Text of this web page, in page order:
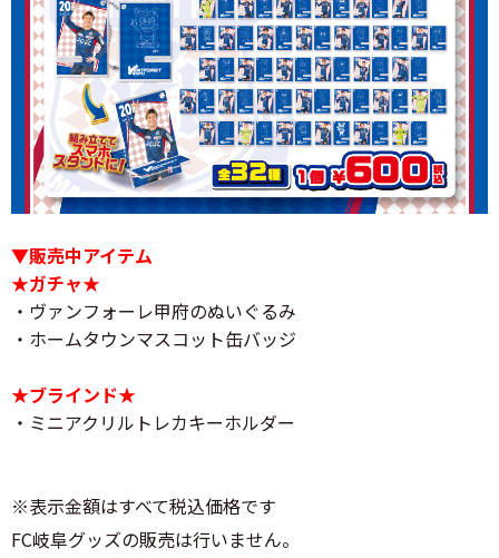
▼販売中アイテム
★ガチャ★
・ヴァンフォーレ甲府のぬいぐるみ
・ホームタウンマスコット缶バッジ
★ブラインド★
・ミニアクリルトレカキーホルダー
※表示金額はすべて税込価格です
FC岐阜グッズの販売は行いません。